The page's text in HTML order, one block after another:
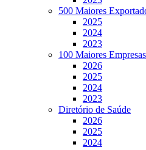
500 Maiores
2025
2024
2023
100 Maiores Empresas
2026
2025
2024
2023
Diretório de Saúde
2026
2025
2024